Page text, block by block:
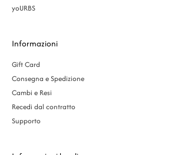
yoURBS
Informazioni
Gift Card
Consegna e Spedizione
Cambi e Resi
Recedi dal contratto
Supporto